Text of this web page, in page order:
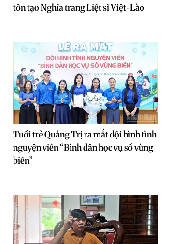
tôn tạo Nghĩa trang Liệt sĩ Việt-Lào
Tuổi trẻ Quảng Trị ra mắt đội hình tình
nguyện viên “Bình dân học vụ số vùng
biên”